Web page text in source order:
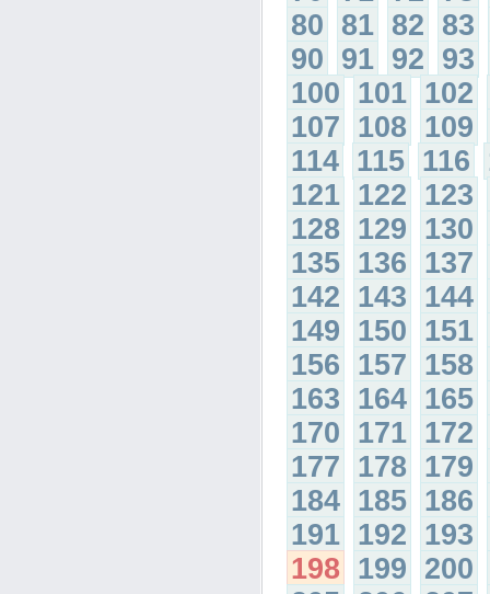
80 81 82 83
90 91 92 93
100 101 102
107 108 109
114 115 116
121 122 123
128 129 130
135 136 137
142 143 144
149 150 151
156 157 158
163 164 165
170 171 172
177 178 179
184 185 186
191 192 193
198 199 200